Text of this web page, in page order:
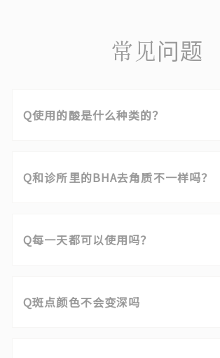
枫树提取物， 棕榈酰二肽-5二氨基丁酰
榈酰二肽-5二氨基羟基丁酸，透明质酸Na
常见问题
使用的酸是什么种类的？
果，同时最大限度地减少了对皮肤的刺
和诊所里的BHA去角质不一样吗？
强大程度足以吹掉皮肤凹凸和毛孔黑
每一天都可以使用吗？
为主体的AHA为中心，充分添加透明质
斑点颜色不会变深吗